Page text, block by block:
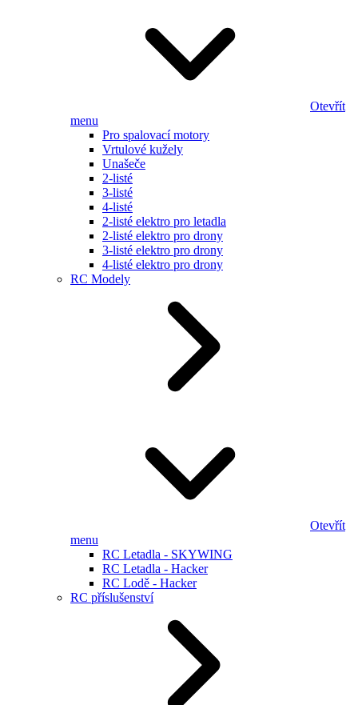
Otevřít
menu
Pro spalovací motory
Vrtulové kužely
Unašeče
2-listé
3-listé
4-listé
2-listé elektro pro letadla
2-listé elektro pro drony
3-listé elektro pro drony
4-listé elektro pro drony
RC Modely
Otevřít
menu
RC Letadla - SKYWING
RC Letadla - Hacker
RC Lodě - Hacker
RC příslušenství